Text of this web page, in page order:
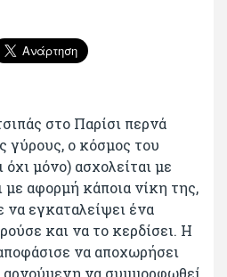
στο Παρίσι περνά
γύρους, ο κόσμος του
μόνο) ασχολείται με
με αφορμή κάποια νίκη της,
να εγκαταλείψει ένα
και να το κερδίσει. Η
να αποχωρήσει
αρνούμενη να συμμορφωθεί